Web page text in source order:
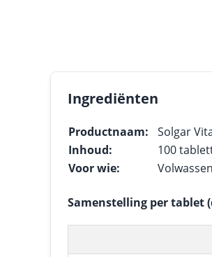
Ingrediënten
Productnaam:
Solgar
Inhoud:
100
Voor wie:
Samenstelling per tablet